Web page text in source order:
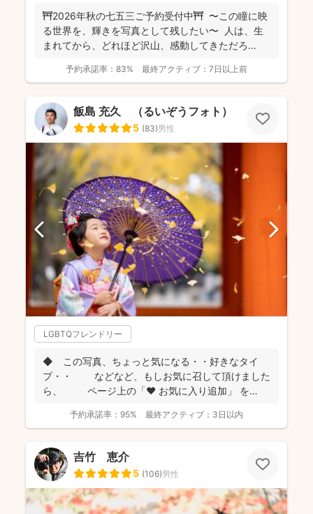
⛩️2026年秋の七五三ご予約受付中⛩️ 〜この瞳に映
る世界を、輝きを写真として残したい〜 人は、生
まれてから、どれほど沢山、感動してきただろ...
予約承諾率： 83% 最終アクティブ： 7日以上前
飯島 充久 （るいぞうフォト）
5 (83)男性
LGBTQフレンドリー
◆ この写真、ちょっと気になる・・好きなタイ
プ・・ などなど、もしお気に召して頂けました
ら、 ページ上の「❤ お気に入り追加」 を
予約承諾率： 95% 最終アクティブ： 3日以内
吉竹 恵介
5 (106)男性